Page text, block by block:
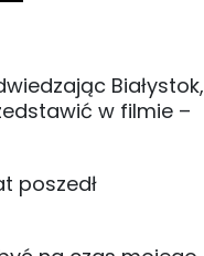
Białystok,
w filmie –
poszedł